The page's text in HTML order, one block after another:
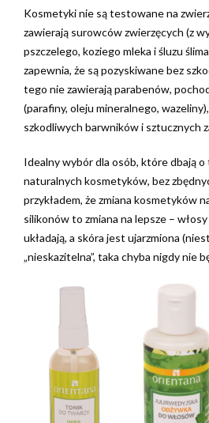
Kosmetyki nie są testowane na
zawierają surowców zwierzęcych (z
pszczelego, koziego mleka i śluzu
zapewnia, że są pozyskiwane bez
tego nie zawierają parabenów,
(parafiny, oleju mineralnego,
szkodliwych barwników i sztucznych
Idealny wybór dla osób, które dbają o
naturalnych kosmetyków, bez
przykładem, że zmiana kosmetyków
silikonów to zmiana na lepsze –
układają, a skóra jest ujarzmiona
„nieskazitelna”, taka chyba nigdy nie